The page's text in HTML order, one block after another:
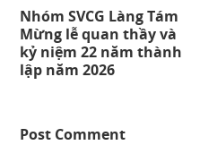
Nhóm SVCG Làng Tám
Mừng lễ quan thầy và
kỷ niệm 22 năm thành
lập năm 2026
Post Comment